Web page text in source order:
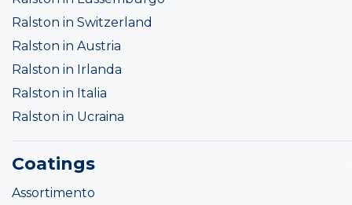
Ralston in Switzerland
Ralston in Austria
Ralston in Irlanda
Ralston in Italia
Ralston in Ucraina
Coatings
Assortimento